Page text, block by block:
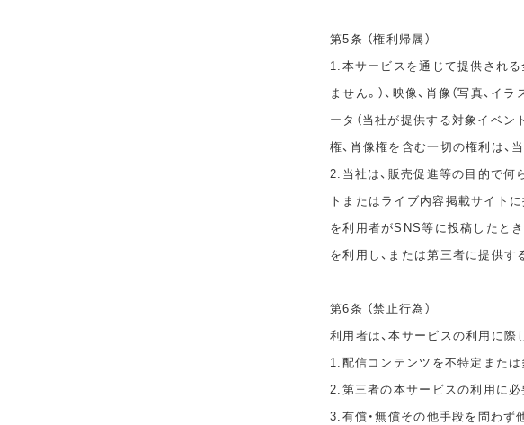
第5条 （権利帰属）
1.本サービスを通じて提供される
ません。）、映像、肖像（写真、
ータ（当社が提供する対象イベン
権、肖像権を含む一切の権利は、
2.当社は、販売促進等の目的で何
トまたはライブ内容掲載サイトに
を利用者がSNS等に投稿したと
を利用し、または第三者に提供す
第6条 （禁止行為）
利用者は、本サービスの利用に際
1.配信コンテンツを不特定また
2.第三者の本サービスの利用に
3.有償・無償その他手段を問わず